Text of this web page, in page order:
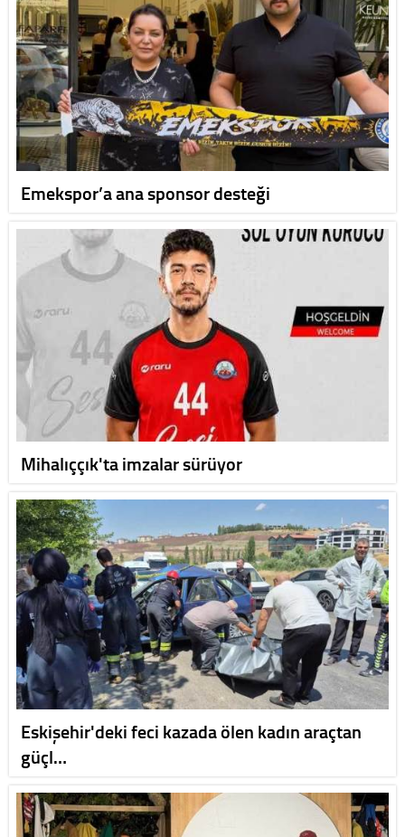
Emekspor’a ana sponsor desteği
Mihalıççık'ta imzalar sürüyor
Eskişehir'deki feci kazada ölen kadın araçtan
güçl…